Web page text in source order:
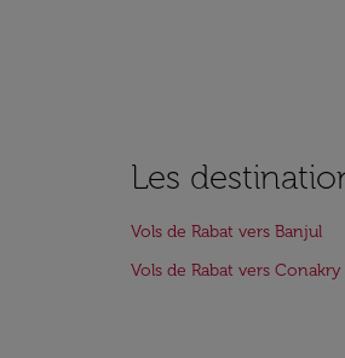
Les
Vols de Rabat vers Banjul
Vols de Rabat vers Conakry